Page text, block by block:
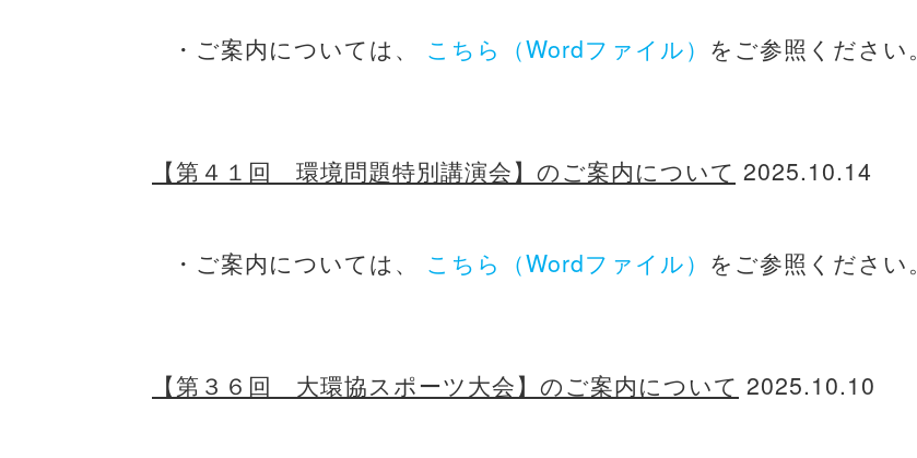
・ご案内については、 こちら（Wordファイル） をご参照ください。
【第４１回 環境問題特別講演会】のご案内について 2025.10.14
・ご案内については、 こちら（Wordファイル） をご参照ください。
【第３６回 大環協スポーツ大会】のご案内について 2025.10.10